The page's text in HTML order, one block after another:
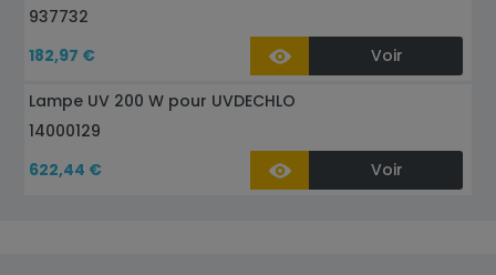
937732
182,97 €
Voir
Lampe UV 200 W pour UVDECHLO
14000129
622,44 €
Voir